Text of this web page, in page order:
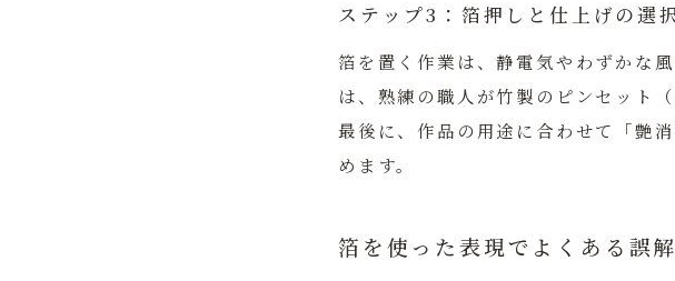
ステップ3：箔押しと仕上げの選
箔を置く作業は、静電気やわずかな
は、熟練の職人が竹製のピンセット
最後に、作品の用途に合わせて「艶
めます。
箔を使った表現でよくある誤